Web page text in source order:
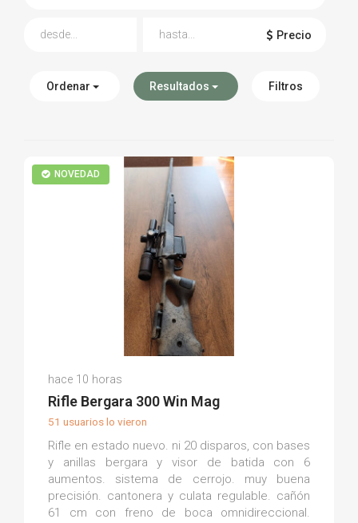
Precio
Ordenar Resultados Filtros
NOVEDAD
Istar D.
(0)
hace 10 horas
Rifle Bergara 300 Win Mag
51 usuarios lo vieron
Rifle en estado nuevo. ni 20 disparos, con bases
y anillas bergara y visor de batida con 6
aumentos. sistema de cerrojo. muy buena
precisión. cantonera y culata regulable. cañón
61 cm con freno de boca omnidireccional.